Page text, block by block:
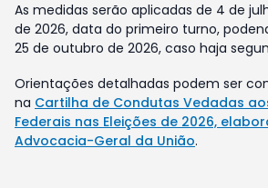
As medidas serão aplicadas de 4 de
de 2026, data do primeiro turno,
25 de outubro de 2026, caso haja
Orientações detalhadas podem ser
na Cartilha de Condutas Vedadas
Federais nas Eleições de 2026,
Advocacia-Geral da União.